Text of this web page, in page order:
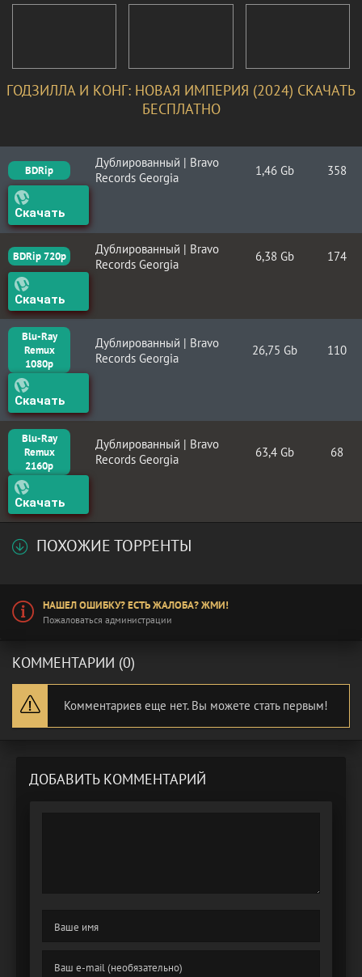
ГОДЗИЛЛА И КОНГ: НОВАЯ ИМПЕРИЯ (2024) СКАЧАТЬ
БЕСПЛАТНО
BDRip
Дублированный | Bravo
Records Georgia
1,46 Gb 358
Скачать
BDRip 720p
Дублированный | Bravo
Records Georgia
6,38 Gb 174
Скачать
Blu-Ray
Remux
1080p
Дублированный | Bravo
Records Georgia
26,75 Gb 110
Скачать
Blu-Ray
Remux
2160p
Дублированный | Bravo
Records Georgia
63,4 Gb 68
Скачать
ПОХОЖИЕ ТОРРЕНТЫ
НАШЕЛ ОШИБКУ? ЕСТЬ ЖАЛОБА? ЖМИ!
Пожаловаться администрации
КОММЕНТАРИИ (0)
Комментариев еще нет. Вы можете стать первым!
ДОБАВИТЬ КОММЕНТАРИЙ